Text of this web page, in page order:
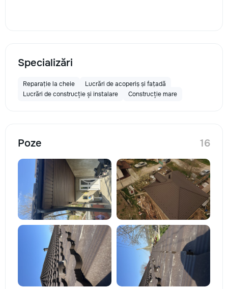
Specializări
Reparație la cheie
Lucrări de acoperiș și fațadă
Lucrări de construcție și instalare
Construcție mare
Poze 16